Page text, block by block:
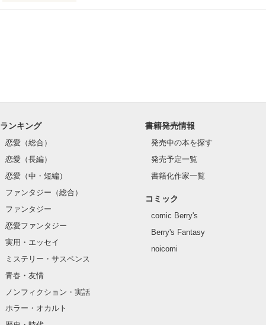
PV数　34751突破
読者数 83人突破
本棚に入れてくださった方々に感謝です。
優しい皆様に恵まれています
作品を読む
と
無意識の作り笑い
どちらが
どれだけ
悲しいと思いますか
「……っ、春架様」
そう言って悲しそうに笑ったのは誰だったか
ランキング
恋愛（総合）
恋愛（長編）
恋愛（中・短編）
ファンタジー（総合）
ファンタジー
恋愛ファンタジー
実用・エッセイ
ミステリー・サスペンス
青春・友情
ノンフィクション・実話
ホラー・オカルト
書籍発売情報
発売中の本を探す
発売予定一覧
書籍化作家一覧
コミック
comic Berry's
Berry's Fantasy
noicomi